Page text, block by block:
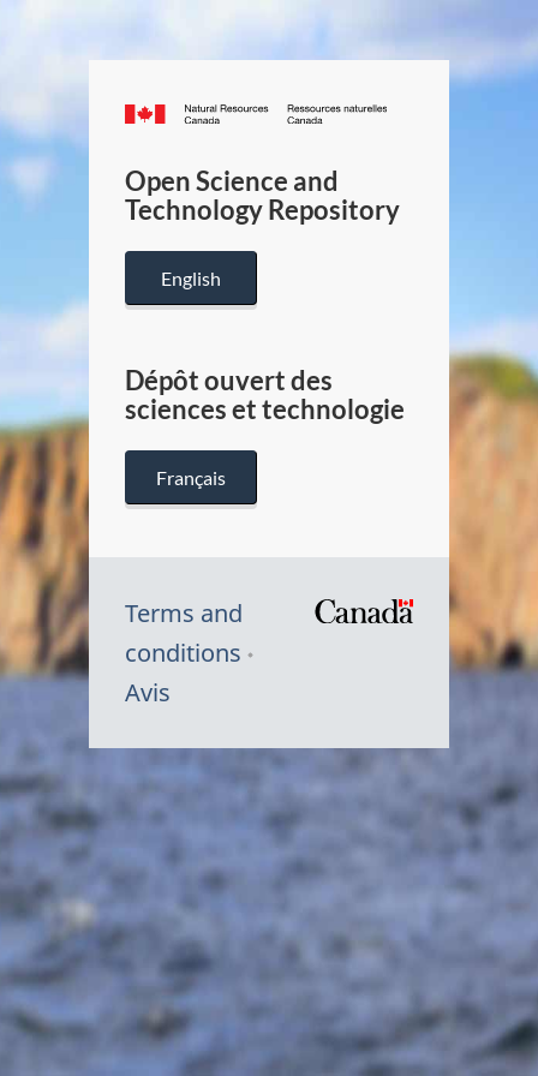
Canada.ca
/
Canada
Open Science and
Technology Repository
English
Dépôt ouvert des
sciences et technologie
Français
Terms and
conditions
Avis
Symbole
Canada